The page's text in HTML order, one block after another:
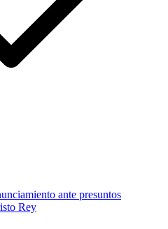
ante presuntos
Rey